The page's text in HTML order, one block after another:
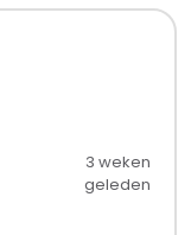
3 weken
geleden